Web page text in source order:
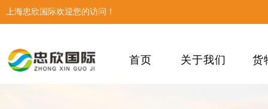
上海忠欣国际欢迎您的访问！
首页 关于我们 货